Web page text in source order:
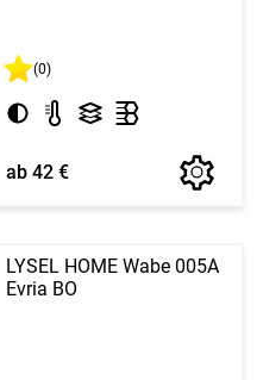
(0)
ab 42 €
LYSEL HOME Wabe 005A
Evria BO